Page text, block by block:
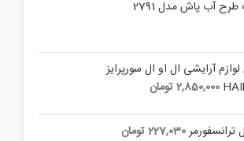
آب پاش مدل 2791
آرایشی ال او ال سورپرایز
2,850,000تومان
227,030تومان